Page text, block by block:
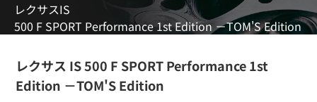
レクサスIS
500 F SPORT Performance 1st Edition －TOM'S Edition
レクサス IS 500 F SPORT Performance 1st
Edition －TOM'S Edition